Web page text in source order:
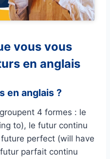
vous vous
en anglais
en anglais ?
4 formes : le
to), le futur continu
perfect (will have
parfait continu